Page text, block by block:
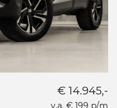
€ 14.945,-
v.a. € 199 p/m